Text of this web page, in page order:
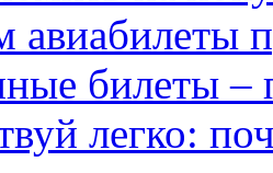
авиабилеты
билеты –
легко: